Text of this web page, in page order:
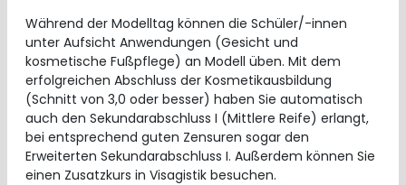
Während der Modelltag können die Schüler/-innen
unter Aufsicht Anwendungen (Gesicht und
kosmetische Fußpflege) an Modell üben. Mit dem
erfolgreichen Abschluss der Kosmetikausbildung
(Schnitt von 3,0 oder besser) haben Sie automatisch
auch den Sekundarabschluss I (Mittlere Reife) erlangt,
bei entsprechend guten Zensuren sogar den
Erweiterten Sekundarabschluss I. Außerdem können Sie
einen Zusatzkurs in Visagistik besuchen.